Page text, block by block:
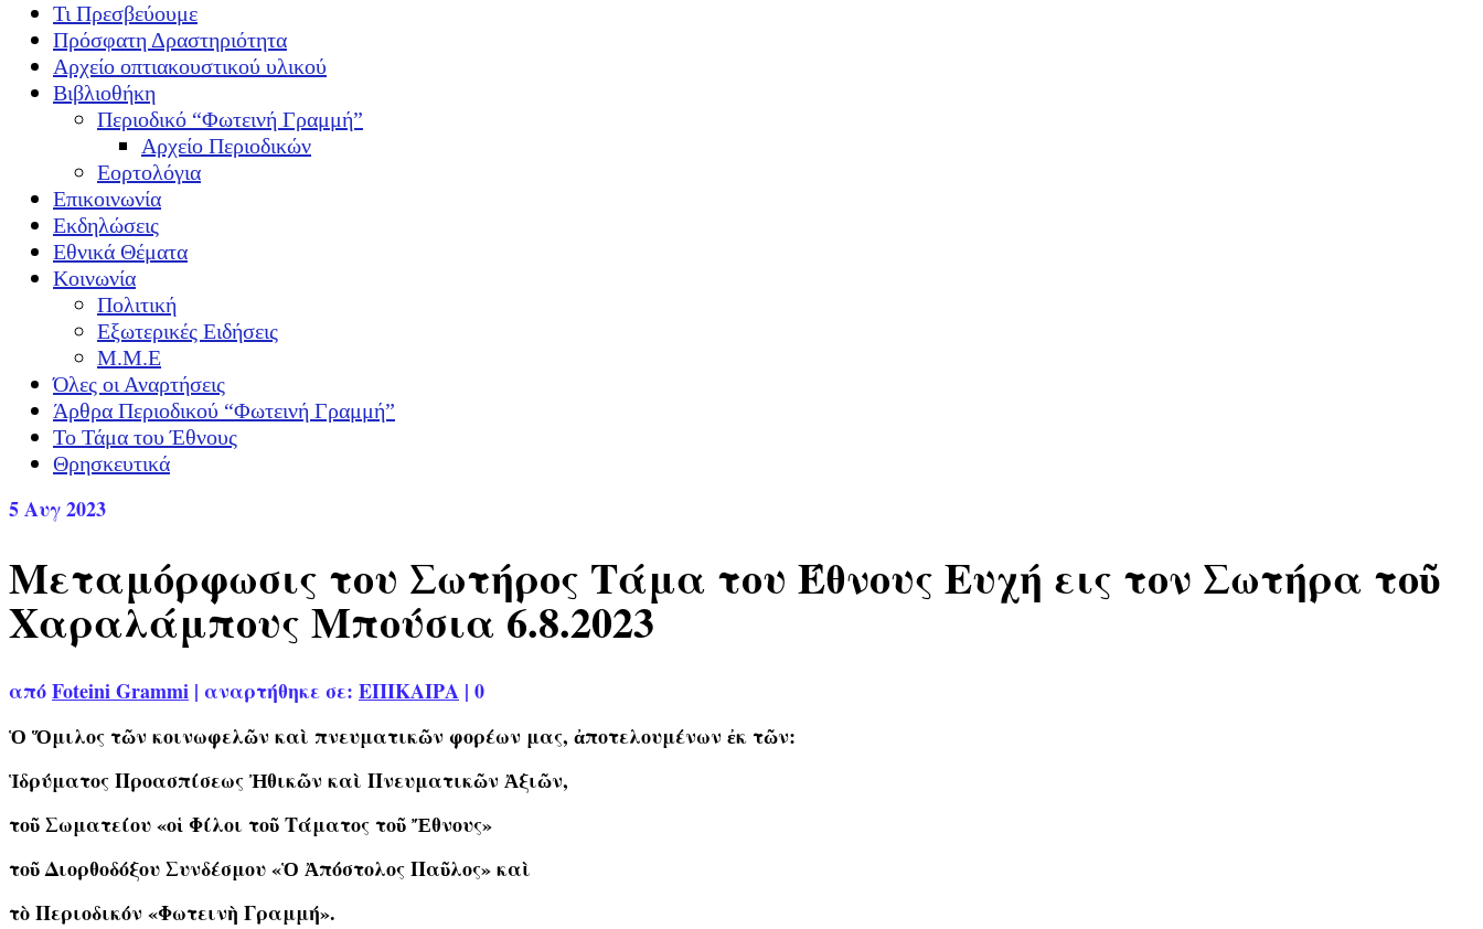
Τι Πρεσβεύουμε
Πρόσφατη Δραστηριότητα
Αρχείο οπτιακουστικού υλικού
Βιβλιοθήκη
Περιοδικό “Φωτεινή Γραμμή”
Αρχείο Περιοδικών
Εορτολόγια
Επικοινωνία
Εκδηλώσεις
Εθνικά Θέματα
Κοινωνία
Πολιτική
Εξωτερικές Ειδήσεις
Μ.Μ.Ε
Όλες οι Αναρτήσεις
Άρθρα Περιοδικού “Φωτεινή Γραμμή”
Το Τάμα του Έθνους
Θρησκευτικά
5Αυγ 2023
Μεταμόρφωσις του Σωτήρος Τάμα του Έθνους Ευχή εις τον Σωτήρα τοῦ
Χαραλάμπους Μπούσια 6.8.2023
απόFoteini Grammi | αναρτήθηκε σε: ΕΠΙΚΑΙΡΑ | 0
Ὁ Ὅμιλος τῶν κοινωφελῶν καὶ πνευματικῶν φορέων μας, ἀποτελουμένων ἐκ τῶν:
Ἱδρύματος Προασπίσεως Ἠθικῶν καὶ Πνευματικῶν Ἀξιῶν,
τοῦ Σωματείου «οἱ Φίλοι τοῦ Τάματος τοῦ Ἔθνους»
τοῦ Διορθοδόξου Συνδέσμου «Ὁ Ἀπόστολος Παῦλος» καὶ
τὸ Περιοδικόν «Φωτεινὴ Γραμμή».